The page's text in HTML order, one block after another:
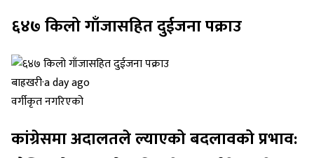
६४७ किलो गाँजासहित दुईजना पक्राउ
बाह्रखरी·a day ago
वर्गीकृत नगरिएको
कांग्रेसमा अदालतले ल्याएको बदलावको प्रभाव: